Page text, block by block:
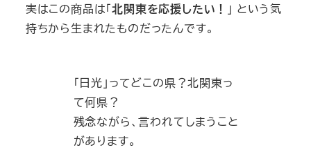
実はこの商品は「北関東を応援したい！ 」 という気
持ちから生まれたものだったんです。
「日光」ってどこの県？北関東っ
て何県？
残念ながら、言われてしまうこと
があります。